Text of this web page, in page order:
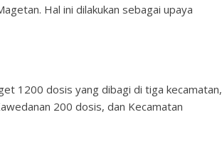
Hal ini dilakukan sebagai upaya
1200 dosis yang dibagi di tiga kecamatan,
200 dosis, dan Kecamatan